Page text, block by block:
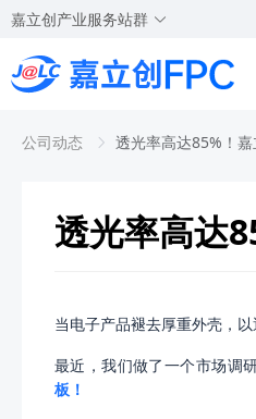
嘉立创产业服务站群
公司动态 透光率高达85%！嘉
透光率高达
当电子产品褪去厚重外壳，
最近，我们做了一个市场调
板！